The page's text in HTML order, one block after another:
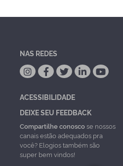
NAS REDES
ACESSIBILIDADE
DEIXE SEU FEEDBACK
Compartilhe conoscose nossos
canais estão adequados pra
você? Elogios também são
super bem vindos!